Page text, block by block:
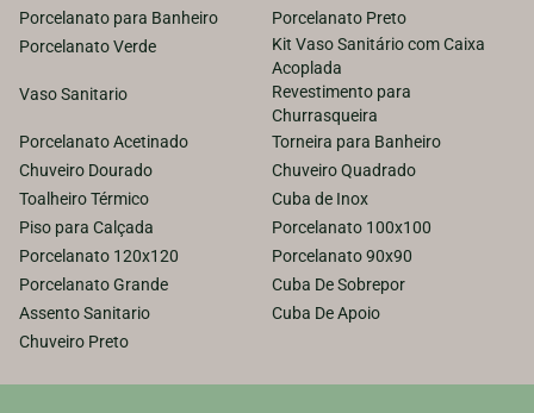
Porcelanato para Banheiro
Porcelanato Preto
Porcelanato Verde
Kit Vaso Sanitário com Caixa
Acoplada
Vaso Sanitario
Revestimento para
Churrasqueira
Porcelanato Acetinado
Torneira para Banheiro
Chuveiro Dourado
Chuveiro Quadrado
Toalheiro Térmico
Cuba de Inox
Piso para Calçada
Porcelanato 100x100
Porcelanato 120x120
Porcelanato 90x90
Porcelanato Grande
Cuba De Sobrepor
Assento Sanitario
Cuba De Apoio
Chuveiro Preto